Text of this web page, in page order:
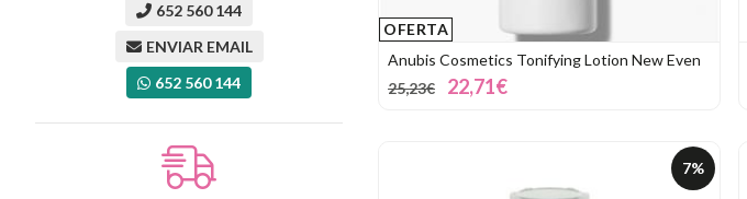
OFERTA
Anubis Cosmetics Tonifying Lotion New Even
25,23€
22,71€
7%
652 560 144
ENVIAR EMAIL
652 560 144